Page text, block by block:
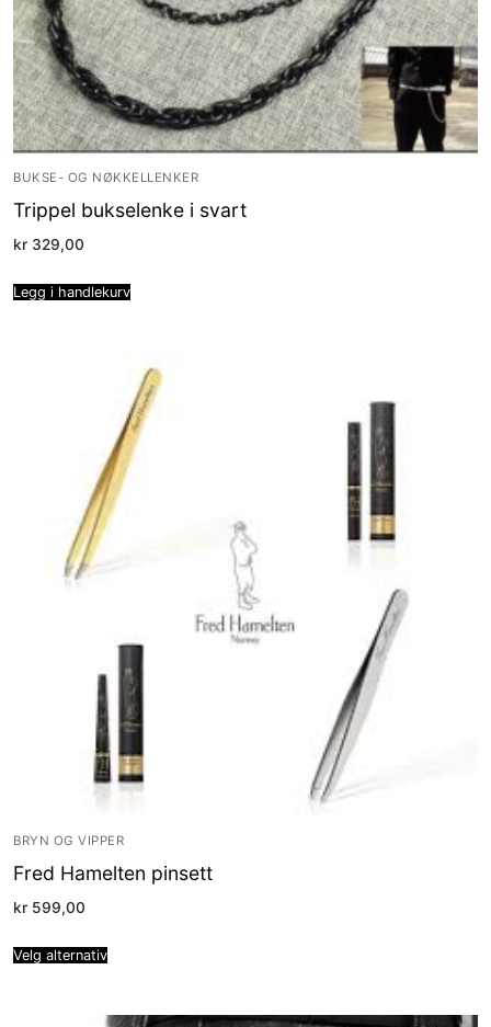
BUKSE- OG NØKKELLENKER
Trippel bukselenke i svart
kr 329,00
Legg i handlekurv
BRYN OG VIPPER
Fred Hamelten pinsett
kr 599,00
Velg alternativ